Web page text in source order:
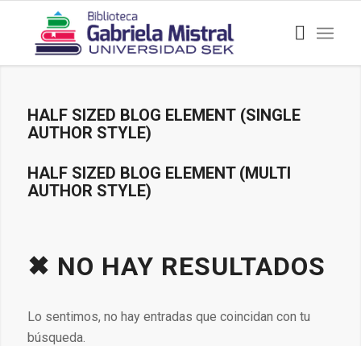
HALF SIZED BLOG ELEMENT (SINGLE
AUTHOR STYLE)
HALF SIZED BLOG ELEMENT (MULTI
AUTHOR STYLE)
✖ NO HAY RESULTADOS
Lo sentimos, no hay entradas que coincidan con tu
búsqueda.